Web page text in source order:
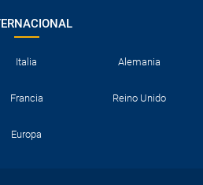
Italia Alemania
Francia Reino Unido
Europa